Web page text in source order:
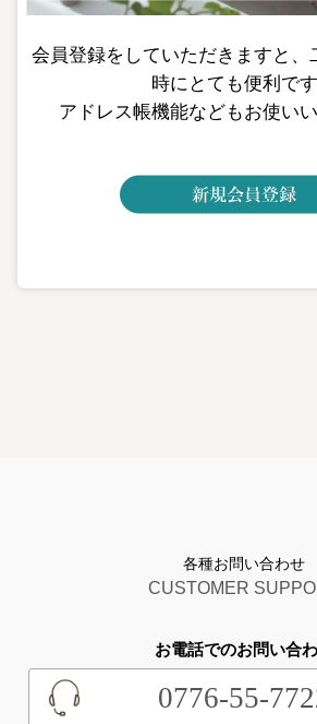
会員登録をしていただきますと、
時にとても便利です
アドレス帳機能などもお使いい
各種お問い合わせ
CUSTOMER
お電話でのお問い合
0776-55-